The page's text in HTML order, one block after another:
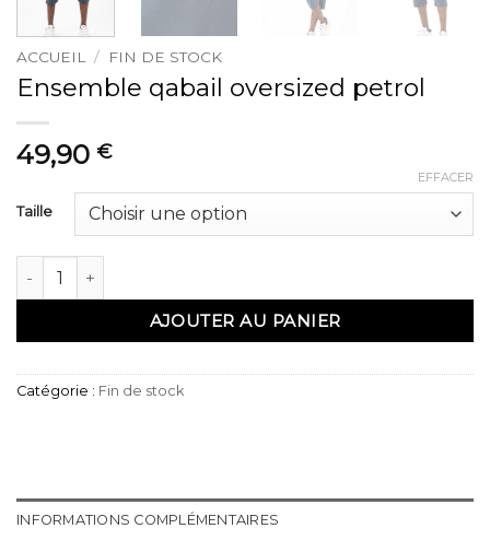
ACCUEIL / FIN DE STOCK
Ensemble qabail oversized petrol
49,90 €
Taille
EFFACER
quantité de Ensemble qabail oversized petrol
AJOUTER AU PANIER
Catégorie : Fin de stock
INFORMATIONS COMPLÉMENTAIRES